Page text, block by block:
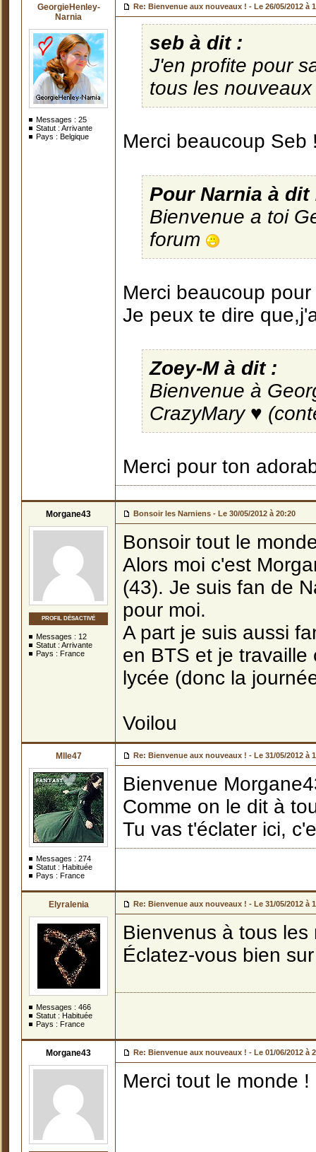
GeorgieHenley-
Narnia
Messages : 25
Statut : Arrivante
Pays : Belgique
Re: Bienvenue aux nouveaux ! - Le 26/05/2012 à
seb à dit :
J'en profite pour
tous les
Merci beaucoup
Pour Narnia à dit
Bienvenue a toi
forum
Merci beaucoup
Je peux te dire
Zoey-M à dit :
Bienvenue à
CrazyMary ♥
Merci pour ton
Morgane43
PROFIL DÉSACTIVÉ
Messages : 12
Statut : Arrivante
Pays : France
Bonsoir les Narniens - Le 30/05/2012 à 20:20
Bonsoir tout le
Alors moi c'est
(43). Je suis fan de
pour moi.
A part je suis aussi
en BTS et je travaille
lycée (donc la
Voilou
Mlle47
Messages : 274
Statut : Habituée
Pays : France
Re: Bienvenue aux nouveaux ! - Le 31/05/2012 à
Bienvenue
Comme on le dit à
Tu vas t'éclater ici,
Elyralenia
Messages : 466
Statut : Habituée
Pays : France
Re: Bienvenue aux nouveaux ! - Le 31/05/2012 à
Bienvenus à tous
Éclatez-vous bien
Morgane43 Re: Bienvenue aux nouveaux ! - Le 01/06/2012 à
Merci tout le monde !